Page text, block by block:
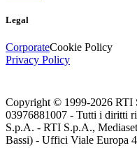
Legal
CorporateCookie Policy
Privacy Policy
Copyright © 1999-2026 RTI
03976881007 - Tutti i diritti
S.p.A. - RTI S.p.A.,
Bassi) - Uffici Viale Europa